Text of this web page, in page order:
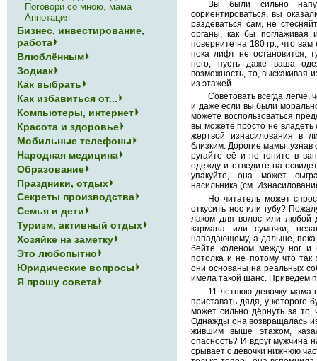
Вы были сильно
сориентироваться, вы
раздеваться сам, не
органы, как бы поглаживая
поверните на 180 гр., что вам
пока лифт не остановится,
него, пусть даже ваша
возможность, то, выскакивая
из этажей.
Советовать всегда легче,
и даже если вы были
можете воспользоваться
вы можете просто не владеть
жертвой изнасилования в
близким. Дорогие мамы, узнав
ругайте её и не гоните в
одежду и отведите на
упакуйте, она может
насильника (см.
Но читатель может
откусить нос или губу?
лаком для волос или любой
кармана или сумочки,
нападающему, а дальше,
бейте коленом между ног
потолка и не потому что так
они основаны на реальных
имела такой шанс. Приведём
11-летнюю девочку мама
приставать дядя, у которого
может сильно дёрнуть за то,
Однажды она возвращалась
жившим выше этажом,
опасность? И вдруг мужчина
срывает с девочки нижнюю
Поговори со мною, мама
Аннотация
Бизнес, инвестирование,
работа
Влюблённым
Зодиак
Как выбрать
Как избавиться от...
Компьютеры, интернет
Красота и здоровье
Мобильные телефоны
Народная медицина
Образование
Праздники, отдых
Секреты производства
Семья и дети
Туризм, активный отдых
Хозяйке на заметку
Это любопытно
Юридические вопросы
Я прошу совета